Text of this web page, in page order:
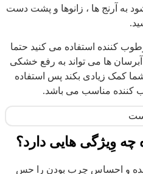
آرنج ها ، زانوها و پشت دست
کننده استفاده می کنید حتما
آبرسان ها می تواند به رفع خشکی
کمک زیادی بکند پس استفاده
کننده مناسب می باشد.
وِیژگی هایی دارد؟
و احساس چرب بودن را حس